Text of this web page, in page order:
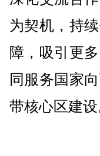
为契机，持
障，吸引更
同服务国家
带核心区建